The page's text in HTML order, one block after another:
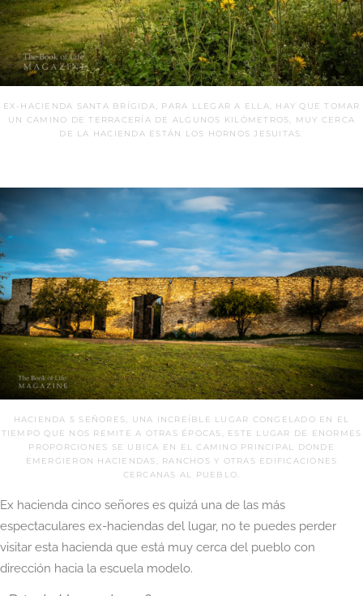
EX-HACIENDA SANTA BRÍGIDA, PARA LLEGAR A ELLA, HAY QUE TOMAR
UN CAMINO DE TERRACERÍA DE ALGUNOS KILÓMETROS, MUY CERCA
DE LA HACIENDA ESTÁN LOS HORNOS JESUITAS.
HACIENDA 5 SEÑORES, UNA INCREÍBLE LUGAR CONGELADO EN EL
TIEMPO QUE NOS REMITE A OTRAS ÉPOCAS, ESTE LUGAR DE ENORMES
PROPORCIONES SE UBICA EN EL CAMINO PRINCIPAL DONDE
EMERGIERON HACIENDAS, RANCHOS Y OTRAS EDIFICACIONES
CERCANAS AL PUEBLO.
Ex hacienda cinco señores es quizá una de las más
espectaculares ex-haciendas del lugar, no te puedes perder
visitar esta hacienda que está muy cerca del pueblo con
dirección hacia la escuela modelo.